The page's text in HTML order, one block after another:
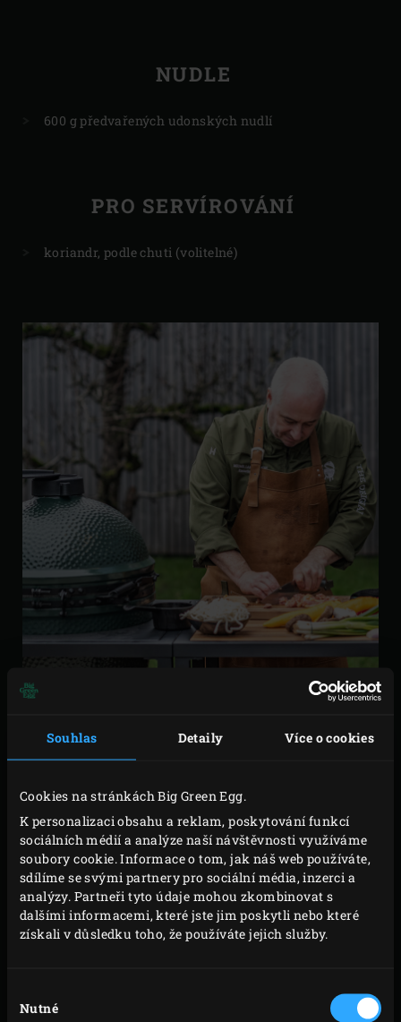
Souhlas Detaily Více o cookies
Cookies na stránkách Big Green Egg.
K personalizaci obsahu a reklam, poskytování funkcí
sociálních médií a analýze naší návštěvnosti využíváme
soubory cookie. Informace o tom, jak náš web používáte,
sdílíme se svými partnery pro sociální média, inzerci a
analýzy. Partneři tyto údaje mohou zkombinovat s
dalšími informacemi, které jste jim poskytli nebo které
získali v důsledku toho, že používáte jejich služby.
souhlasu
Nutné
NUDLE
600 g předvařených udonských nudlí
PRO SERVÍROVÁNÍ
koriandr, podle chuti (volitelné)
Pro přípravu kuřecího masa oloupejte a nakrájejte
česnekem a lehce 2-3 minuty při nízké teplotě
orestujte. Vytáhněte pánev a směs nechte
vychladnout.
Kuřecí stehenní filety nakrájejte na kostky a
smíchejte se zchládlou směsí kari pasty a olivového
oleje. Dejte do lednice a nechte nejméně 1 hodinu